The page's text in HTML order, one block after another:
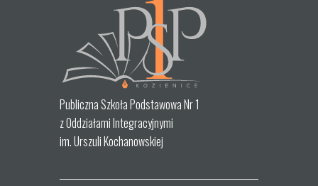
Publiczna Szkoła Podstawowa Nr 1
z Oddziałami Integracyjnymi
im. Urszuli Kochanowskiej